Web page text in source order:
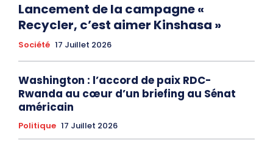
Lancement de la campagne «
Recycler, c’est aimer Kinshasa »
Société 17 Juillet 2026
Washington : l’accord de paix RDC-
Rwanda au cœur d’un briefing au Sénat
américain
Politique 17 Juillet 2026